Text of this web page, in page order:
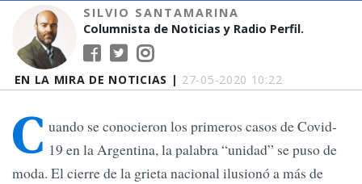
EN LA MIRA DE NOTICIAS | 27-05-2020 10:22
SILVIO SANTAMARINA
Columnista de Noticias y Radio Perfil.
C uando se conocieron los primeros casos de Covid-
19 en la Argentina, la palabra “unidad” se puso de
moda. El cierre de la grieta nacional ilusionó a más de